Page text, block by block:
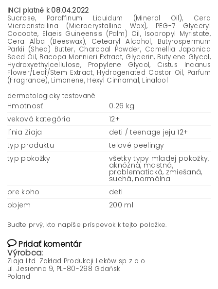
INCI platné k 08.04.2022
Sucrose, Paraffinum Liquidum (Mineral Oil), Cera
Microcristallina (Microcrystalline Wax), PEG-7 Glyceryl
Cocoate, Elaeis Guineensis (Palm) Oil, Isopropyl Myristate,
Cera Alba (Beeswax), Cetearyl Alcohol, Butyrospermum
Parkii (Shea) Butter, Charcoal Powder, Camellia Japonica
Seed Oil, Bacopa Monnieri Extract, Glycerin, Butylene Glycol,
Hydroxyethylcellulose, Propylene Glycol, Cistus Incanus
Flower/Leaf/Stem Extract, Hydrogenated Castor Oil, Parfum
(Fragrance), Limonene, Hexyl Cinnamal, Linalool
dermatologicky testované
Hmotnosť
0.26 kg
veková kategória
12+
línia Ziaja
deti / teenage jeju 12+
typ produktu
telové peelingy
typ pokožky
všetky typy mladej pokožky,
aknózna, mastná,
problematická, zmiešaná,
suchá, normálna
pre koho
deti
objem
200 ml
Buďte prvý, kto napíše príspevok k tejto položke.
Pridať komentár
Výrobca:
Ziaja Ltd. Zakład Produkcji Leków sp z o.o.
ul. Jesienna 9, PL-80-298 Gdańsk
Poland